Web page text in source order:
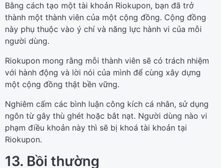
Bằng cách tạo một tài khoản Riokupon, bạn đã trở
thành một thành viên của một cộng đồng. Cộng đồng
này phụ thuộc vào ý chí và năng lực hành vi của mỗi
người dùng.
Riokupon mong rằng mỗi thành viên sẽ có trách nhiệm
với hành động và lời nói của mình để cùng xây dựng
một cộng đồng thật bền vững.
Nghiêm cấm các bình luận công kích cá nhân, sử dụng
ngôn từ gây thù ghét hoặc bắt nạt. Người dùng nào vi
phạm điều khoản này thì sẽ bị khoá tài khoản tại
Riokupon.
13. Bồi thường